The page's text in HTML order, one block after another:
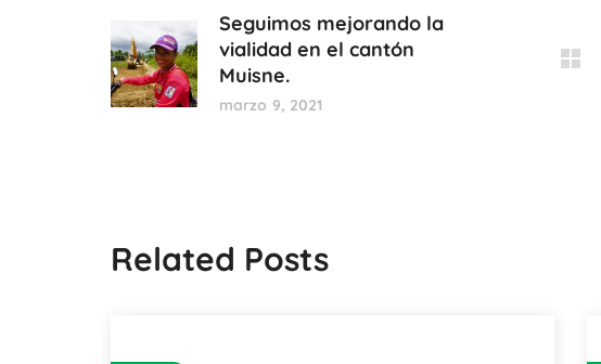
Seguimos mejorando la
vialidad en el cantón
Muisne.
marzo 9, 2021
Related Posts